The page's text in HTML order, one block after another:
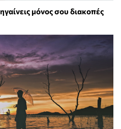
μόνος σου διακοπές